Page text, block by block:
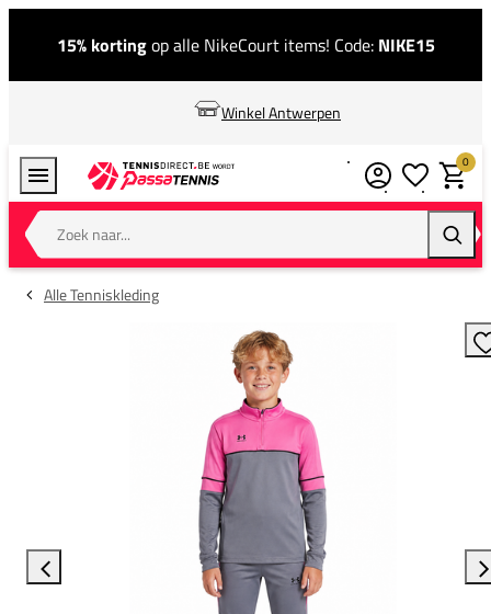
15% kortingop alle NikeCourt items! Code: NIKE15
Winkel Antwerpen
Zoek naar...
0
Alle Tenniskleding